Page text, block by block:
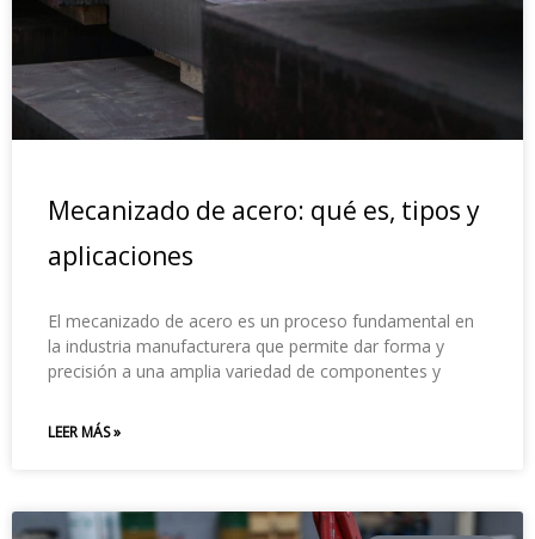
Mecanizado de acero: qué es, tipos y
aplicaciones
El mecanizado de acero es un proceso fundamental en
la industria manufacturera que permite dar forma y
precisión a una amplia variedad de componentes y
LEER MÁS »